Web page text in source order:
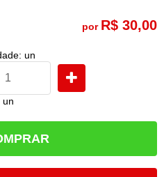
por R$ 30,00
un
un